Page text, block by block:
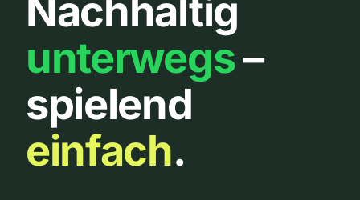
Über uns
Urbanlist
Nachhaltig
unterwegs–
spielend
einfach.